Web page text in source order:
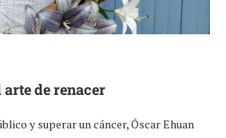
de renacer
y superar un cáncer, Óscar Ehuan